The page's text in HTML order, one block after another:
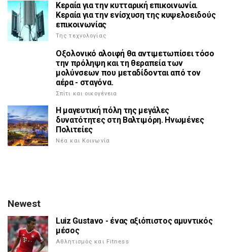
Κεραία για την κυτταρική επικοινωνία.
Κεραία για την ενίσχυση της κυψελοειδούς
επικοινωνίας
Της τεχνολογίας
Οξολονικό αλοιφή θα αντιμετωπίσει τόσο
την πρόληψη και τη θεραπεία των
μολύνσεων που μεταδίδονται από τον
αέρα - σταγόνα.
Σπίτι και οικογένεια
Η μαγευτική πόλη της μεγάλες
δυνατότητες στη Βαλτιμόρη. Ηνωμένες
Πολιτείες
Νέα και Κοινωνία
Newest
Luiz Gustavo - ένας αξιόπιστος αμυντικός
μέσος
Αθλητισμός και Fitness